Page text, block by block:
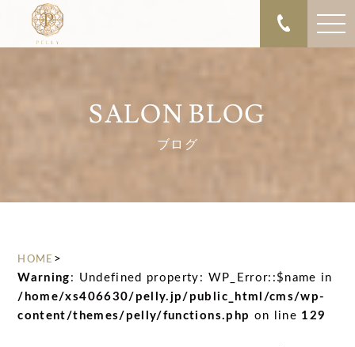
SALON BLOG
ブログ
HOME >
Warning : Undefined property: WP_Error::$name in
/home/xs406630/pelly.jp/public_html/cms/wp-
content/themes/pelly/functions.php on line 129